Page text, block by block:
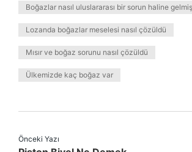
Boğazlar nasıl uluslararası bir sorun haline
Lozanda boğazlar meselesi nasıl çözüldü
Mısır ve boğaz sorunu nasıl çözüldü
Ülkemizde kaç boğaz var
Önceki Yazı